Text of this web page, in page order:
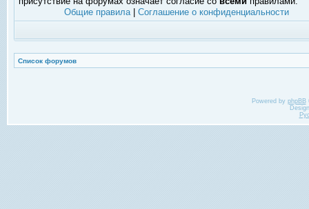
Общие правила| Соглашение о конфиденциальности
Список форумов
Powered by phpBB